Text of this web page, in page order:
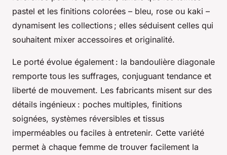
pastel et les finitions colorées – bleu, rose ou kaki –
dynamisent les collections ; elles séduisent celles qui
souhaitent mixer accessoires et originalité.
Le porté évolue également : la bandoulière diagonale
remporte tous les suffrages, conjuguant tendance et
liberté de mouvement. Les fabricants misent sur des
détails ingénieux : poches multiples, finitions
soignées, systèmes réversibles et tissus
imperméables ou faciles à entretenir. Cette variété
permet à chaque femme de trouver facilement la